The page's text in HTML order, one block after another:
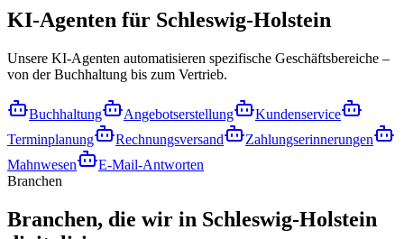
KI-Agenten für Schleswig-Holstein
Unsere KI-Agenten automatisieren spezifische Geschäftsbereiche –
von der Buchhaltung bis zum Vertrieb.
Buchhaltung Angebotserstellung
Kundenservice
Terminplanung
Rechnungsversand
Zahlungserinnerungen
Mahnwesen
E-Mail-Antworten
Branchen
Branchen, die wir in Schleswig-Holstein